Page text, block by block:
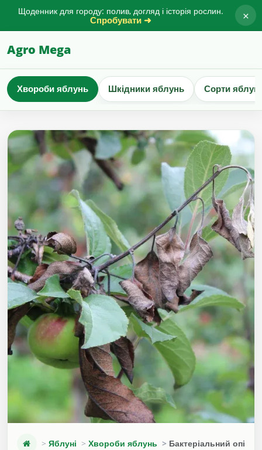
Щоденник для городу: полив, догляд і історія рослин.
Спробувати ➜ ×
Agro Mega
Хвороби яблунь Шкідники яблунь Сорти
Яблуні Хвороби яблунь Бактеріальний опік